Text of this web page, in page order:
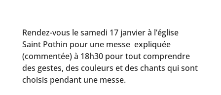
Rendez-vous le samedi 17 janvier à l’église
Saint Pothin pour une messe expliquée
(commentée) à 18h30 pour tout comprendre
des gestes, des couleurs et des chants qui sont
choisis pendant une messe.